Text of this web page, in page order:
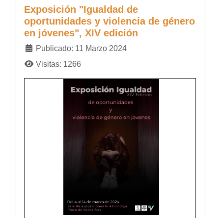
Exposición "Igualdad de
oportunidades y violencia de género
en jóvenes", XIV edición
Detalles
Publicado: 11 Marzo 2024
Visitas: 1266